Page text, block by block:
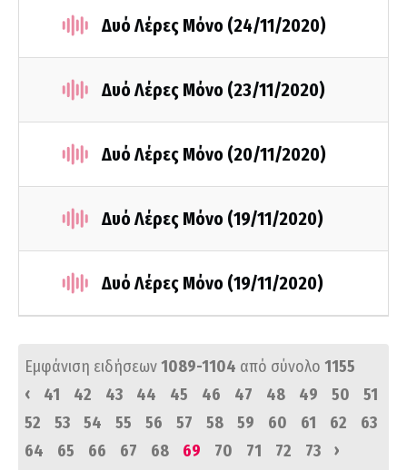
Δυό Λέρες Μόνο (24/11/2020)
Δυό Λέρες Μόνο (23/11/2020)
Δυό Λέρες Μόνο (20/11/2020)
Δυό Λέρες Μόνο (19/11/2020)
Δυό Λέρες Μόνο (19/11/2020)
Εμφάνιση ειδήσεων1089-1104 από σύνολο 1155
‹
41 42 43 44 45 46 47 48 49 50
51
52
53 54 55 56 57 58 59 60 61 62
63
64
65 66 67 68 69 70 71 72 73 ›